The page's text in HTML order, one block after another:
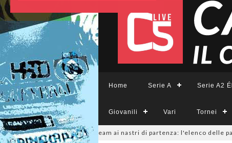
Home Serie A Serie A2
Giovanili Vari Tornei
sono 14 i team ai nastri di partenza: l'elenco delle